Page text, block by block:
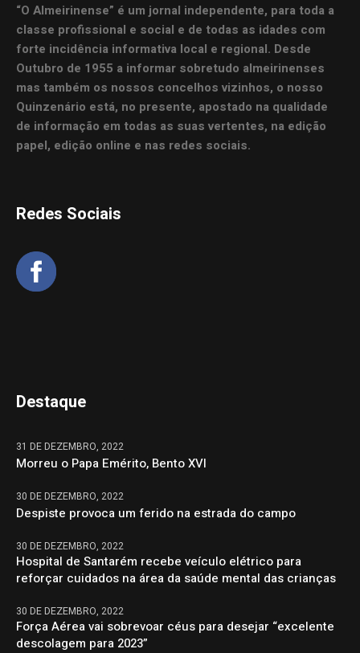
“O Almeirinense” é um jornal independente, para toda a
classe profissional e social e de todas as idades com
forte incidência informativa local e regional. Desde
Outubro de 1955 a informar sobretudo almeirinenses
mas também os nossos concelhos vizinhos, o nosso
Quinzenário está, no presente, apostado na qualidade
de informação em todas as suas vertentes, na edição
papel, edição online e nas redes sociais.
Redes Sociais
Destaque
31 DE DEZEMBRO, 2022
Morreu o Papa Emérito, Bento XVI
30 DE DEZEMBRO, 2022
Despiste provoca um ferido na estrada do campo
30 DE DEZEMBRO, 2022
Hospital de Santarém recebe veículo elétrico para
reforçar cuidados na área da saúde mental das crianças
30 DE DEZEMBRO, 2022
Força Aérea vai sobrevoar céus para desejar “excelente
descolagem para 2023”